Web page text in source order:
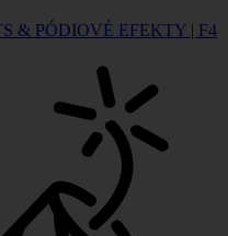
& PÓDIOVÉ EFEKTY | F4